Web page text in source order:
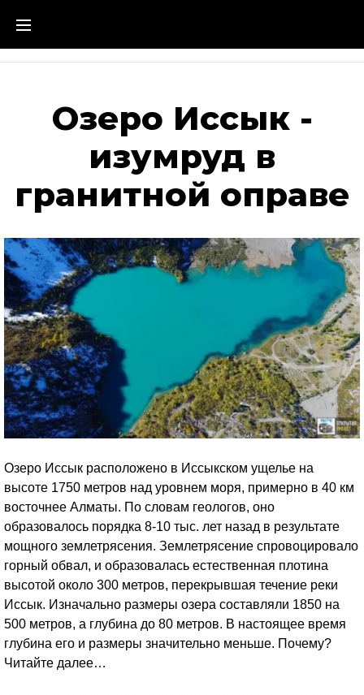
Озеро Иссык -
изумруд в
гранитной оправе
Озеро Иссык расположено в Иссыкском ущелье на
высоте 1750 метров над уровнем моря, примерно в 40 км
восточнее Алматы. По словам геологов, оно
образовалось порядка 8-10 тыс. лет назад в результате
мощного землетрясения. Землетрясение спровоцировало
горный обвал, и образовалась естественная плотина
высотой около 300 метров, перекрывшая течение реки
Иссык. Изначально размеры озера составляли 1850 на
500 метров, а глубина до 80 метров. В настоящее время
глубина его и размеры значительно меньше. Почему?
Читайте далее…